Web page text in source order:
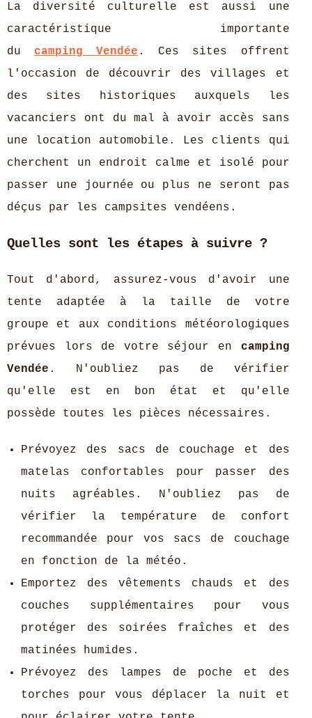
La diversité culturelle est aussi une
caractéristique importante
ducamping Vendée . Ces sites offrent
l'occasion de découvrir des villages et
des sites historiques auxquels les
vacanciers ont du mal à avoir accès sans
une location automobile. Les clients qui
cherchent un endroit calme et isolé pour
passer une journée ou plus ne seront pas
déçus par les campsites vendéens.
Quelles sont les étapes à suivre ?
Tout d'abord, assurez-vous d'avoir une
tente adaptée à la taille de votre
groupe et aux conditions météorologiques
prévues lors de votre séjour en camping
Vendée . N'oubliez pas de vérifier
qu'elle est en bon état et qu'elle
possède toutes les pièces nécessaires.
Prévoyez des sacs de couchage et des
matelas confortables pour passer des
nuits agréables. N'oubliez pas de
vérifier la température de confort
recommandée pour vos sacs de couchage
en fonction de la météo.
Emportez des vêtements chauds et des
couches supplémentaires pour vous
protéger des soirées fraîches et des
matinées humides.
Prévoyez des lampes de poche et des
torches pour vous déplacer la nuit et